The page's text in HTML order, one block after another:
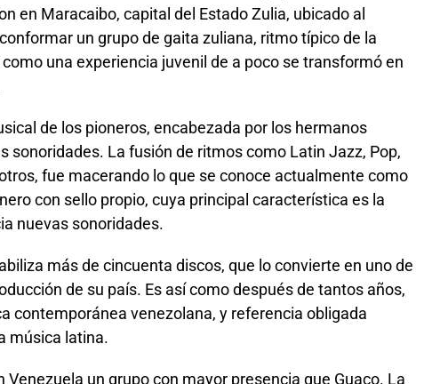
en Maracaibo, capital del Estado Zulia, ubicado al
un grupo de gaita zuliana, ritmo típico de la
una experiencia juvenil de a poco se transformó en
de los pioneros, encabezada por los hermanos
sonoridades. La fusión de ritmos como Latin Jazz, Pop,
fue macerando lo que se conoce actualmente como
con sello propio, cuya principal característica es la
nuevas sonoridades.
más de cincuenta discos, que lo convierte en uno de
de su país. Es así como después de tantos años,
contemporánea venezolana, y referencia obligada
música latina.
Venezuela un grupo con mayor presencia que Guaco. La